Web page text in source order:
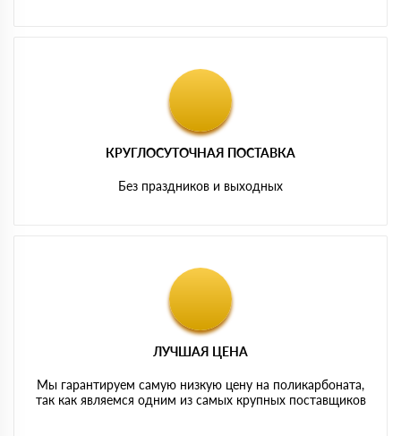
КРУГЛОСУТОЧНАЯ ПОСТАВКА
Без праздников и выходных
ЛУЧШАЯ ЦЕНА
Мы гарантируем самую низкую цену на поликарбоната,
так как являемся одним из самых крупных поставщиков